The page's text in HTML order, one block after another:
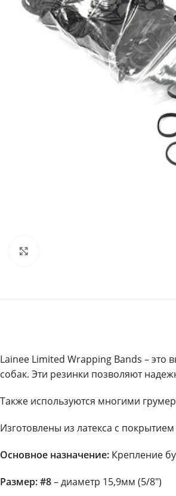
Lainee Limited Wrapping Bands – это
собак. Эти резинки позволяют
Также используются многими
Изготовлены из латекса с
Основное назначение: Крепление
Размер: #8– диаметр 15,9мм (5/8″)